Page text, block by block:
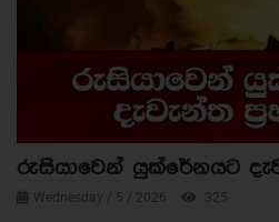
රුසියාවෙන් යුක්රේනයට
Wednesday / 5 / 2026 325